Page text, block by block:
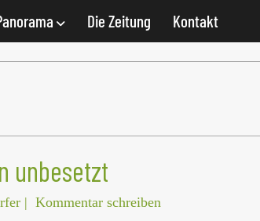
Die Zeitung Kontakt
unbesetzt
| Kommentar schreiben